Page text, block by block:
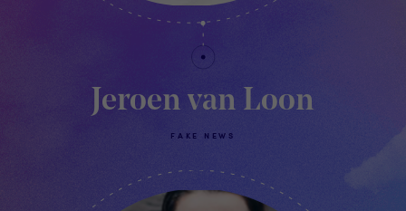
Jeroen van Loon
FAKE NEWS